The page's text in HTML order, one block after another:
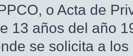
o Acta de
13 años del año
se solicita a